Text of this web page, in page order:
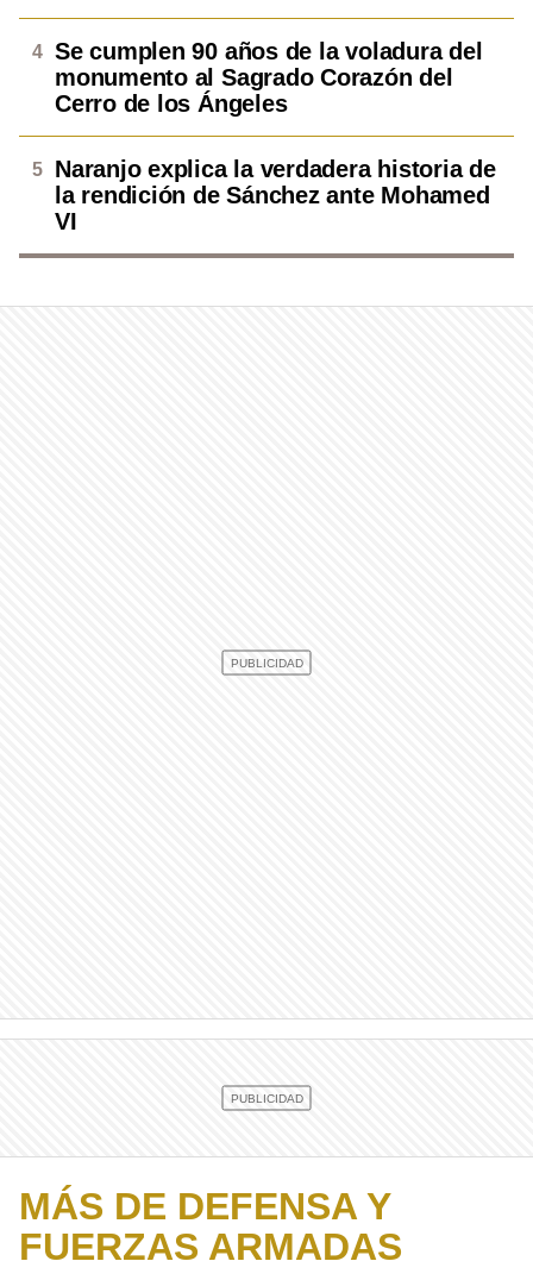
Se cumplen 90 años de la voladura del
monumento al Sagrado Corazón del
Cerro de los Ángeles
Naranjo explica la verdadera historia de
la rendición de Sánchez ante Mohamed
VI
MÁS DE DEFENSA Y
FUERZAS ARMADAS